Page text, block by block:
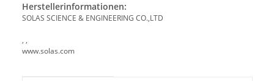
Herstellerinformationen:
SOLAS SCIENCE & ENGINEERING CO.,LTD
, ,
www.solas.com